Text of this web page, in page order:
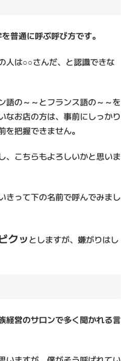
普通に呼ぶ呼び方です。
人は○○さんだ、と認識できな
語の～～とフランス語の～～を
なお店の方は、事前にしっかり
把握できません。
、こちらもよろしいかと思いま
きって下の名前で呼んでみまし
クッ としますが、嫌がりはし
経営のサロンで多く聞かれる言